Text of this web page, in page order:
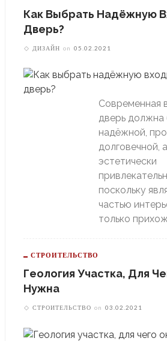
Как Выбрать Надёжную
Дверь?
ДИЗАЙН on 05.02.2021
Современная
дверь должна
надёжной,
долговечной,
эстетически
поскольку
частью
только
СТРОИТЕЛЬСТВО
Геология Участка, Для
Нужна
СТРОИТЕЛЬСТВО on 03.02.2021